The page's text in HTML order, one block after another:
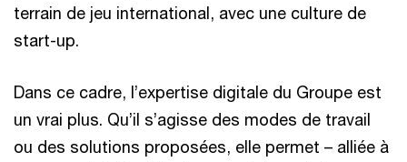
terrain de jeu international, avec une culture de
start-up.
Dans ce cadre, l’expertise digitale du Groupe est
un vrai plus. Qu’il s’agisse des modes de travail
ou des solutions proposées, elle permet – alliée à